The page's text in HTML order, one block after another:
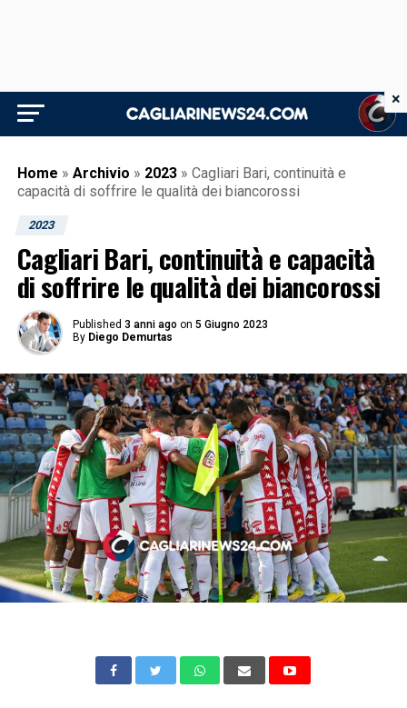
Home » Archivio » 2023 » Cagliari Bari, continuità e
capacità di soffrire le qualità dei biancorossi
2023
Cagliari Bari, continuità e capacità
di soffrire le qualità dei biancorossi
Published 3 anni ago on 5 Giugno 2023
By Diego Demurtas
×